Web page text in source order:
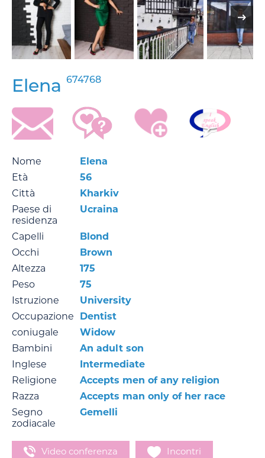
Elena 674768
Nome
Elena
Età
56
Città
Kharkiv
Paese di
residenza
Ucraina
Capelli
Blond
Occhi
Brown
Altezza
175
Peso
75
Istruzione
University
Occupazione
Dentist
coniugale
Widow
Bambini
An adult son
Inglese
Intermediate
Religione
Accepts men of any religion
Razza
Accepts man only of her race
Segno
zodiacale
Gemelli
Video conferenza Incontri